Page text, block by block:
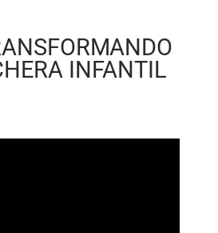
INFANTIL